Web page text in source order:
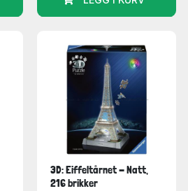
3D: Eiffeltårnet - Natt,
216 brikker